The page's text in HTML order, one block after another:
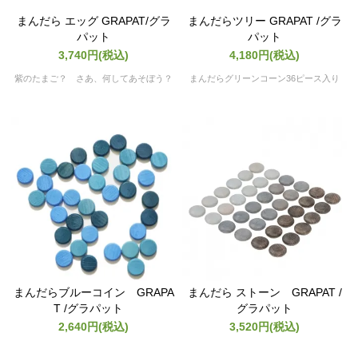
まんだら エッグ GRAPAT/グラ
パット
3,740円(税込)
紫のたまご？ さあ、何してあそぼう？
まんだらツリー GRAPAT /グラ
パット
4,180円(税込)
まんだらグリーンコーン36ピース入り
まんだらブルーコイン GRAPA
T /グラパット
2,640円(税込)
まんだら ストーン GRAPAT /
グラパット
3,520円(税込)